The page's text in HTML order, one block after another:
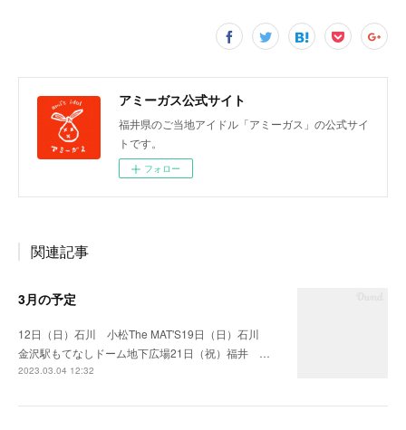
アミーガス公式サイト
福井県のご当地アイドル「アミーガス」の公式サイ
トです。
フォロー
関連記事
3月の予定
12日（日）石川 小松The MAT'S19日（日）石川
金沢駅もてなしドーム地下広場21日（祝）福井 …
2023.03.04 12:32